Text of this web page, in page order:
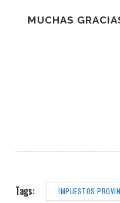
MUCHAS
Tags: IMPUESTOS